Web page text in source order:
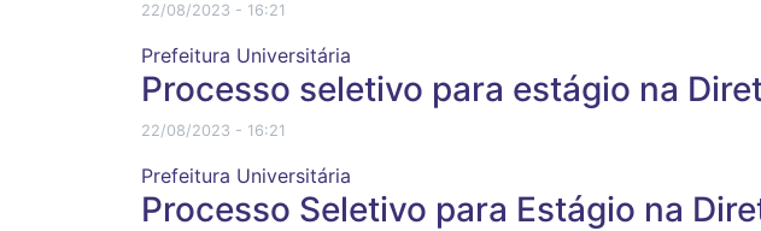
22/08/2023 - 16:21
Prefeitura Universitária
Processo seletivo para estágio na
22/08/2023 - 16:21
Prefeitura Universitária
Processo Seletivo para Estágio na